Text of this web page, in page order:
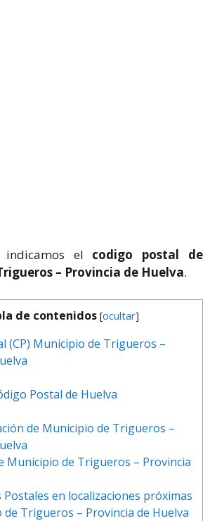
indicamos el codigo postal de
– Provincia de Huelva.
de contenidos [ocultar]
(CP) Municipio de Trigueros –
Postal de Huelva
de Municipio de Trigueros –
Municipio de Trigueros – Provincia
Postales en localizaciones próximas
de Trigueros – Provincia de Huelva